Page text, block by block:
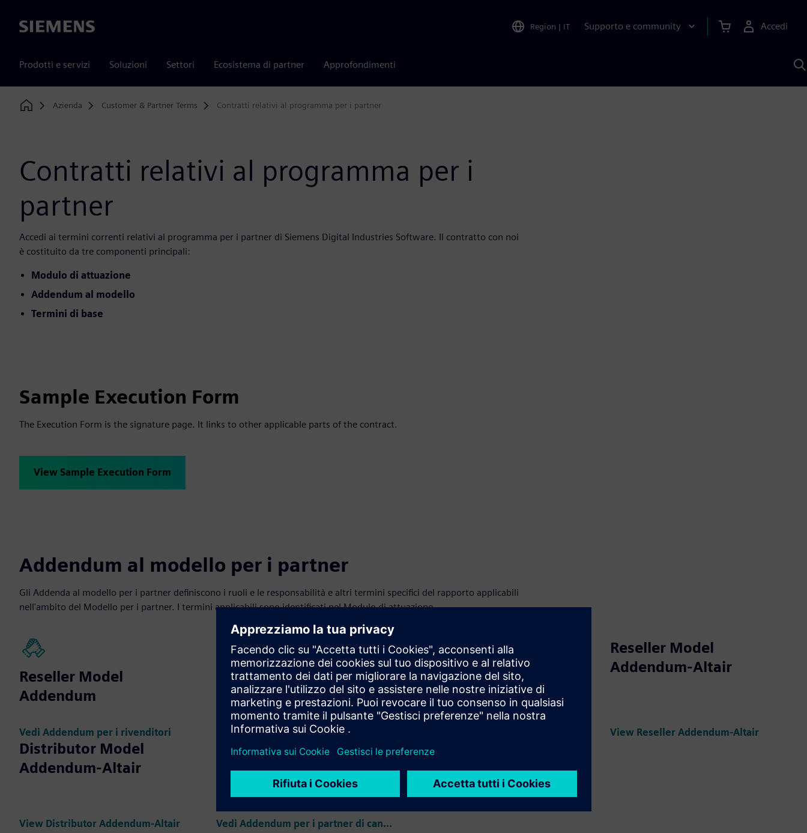
Siemens Region | IT Supporto e community Accedi
Prodotti e servizi Soluzioni Settori Ecosistema di partner Approfondimenti
Home
Azienda Customer & Partner Terms Contratti relativi al programma per i partner
Contratti relativi al programma per i
partner
Accedi ai termini correnti relativi al programma per i partner di Siemens Digital Industries Software. Il contratto con noi
è costituito da tre componenti principali:
Modulo di attuazione
Addendum al modello
Termini di base
Sample Execution Form
The Execution Form is the signature page. It links to other applicable parts of the contract.
View Sample Execution Form
Addendum al modello per i partner
Gli Addenda al modello per i partner definiscono i ruoli e le responsabilità e altri termini specifici del rapporto applicabili
nell'ambito del Modello per i partner. I termini applicabili sono identificati nel Modulo di attuazione.
Reseller Model
Addendum
Vedi Addendum per i rivenditori
Distributor Model
Addendum
Vedi Addendum per i distributori
Service Collaboration
Model Addendum
Reseller Model
Addendum-Altair
View Reseller Addendum-Altair
Distributor Model
Addendum-Altair
View Distributor Addendum-Altair
Authorized Channel
Partner Addendum
Vedi Addendum per i partner di canale autorizzati